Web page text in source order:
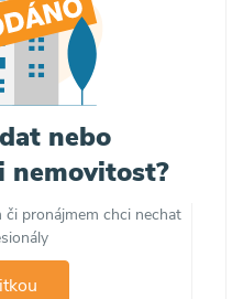
nebo
nemovitost?
pronájmem chci nechat